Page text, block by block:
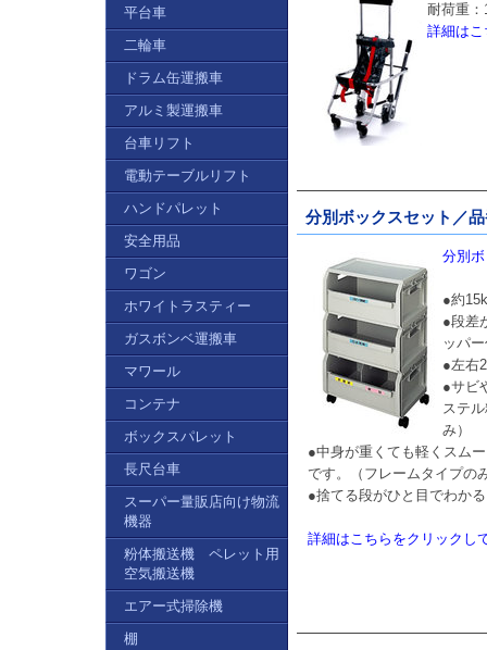
耐荷重：
詳細は
分別ボックスセット／
分別
●約
●段差
ッパ
●左右
●サビ
ステ
み）
●中身が重くても軽くスム
です。（フレームタイプの
●捨てる段がひと目でわか
詳細はこちらをクリックし
平台車
二輪車
ドラム缶運搬車
アルミ製運搬車
台車リフト
電動テーブルリフト
ハンドパレット
安全用品
ワゴン
ホワイトラスティー
ガスボンベ運搬車
マワール
コンテナ
ボックスパレット
長尺台車
スーパー量販店向け物流
機器
粉体搬送機 ペレット用
空気搬送機
エアー式掃除機
棚